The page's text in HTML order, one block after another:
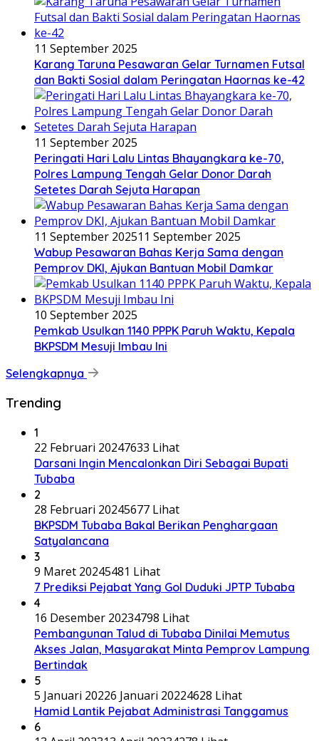
11 September 2025
Karang Taruna Pesawaran Gelar Turnamen Futsal
dan Bakti Sosial dalam Peringatan Haornas ke-42
11 September 2025
Peringati Hari Lalu Lintas Bhayangkara ke-70,
Polres Lampung Tengah Gelar Donor Darah
Setetes Darah Sejuta Harapan
11 September 202511 September 2025
Wabup Pesawaran Bahas Kerja Sama dengan
Pemprov DKI, Ajukan Bantuan Mobil Damkar
10 September 2025
Pemkab Usulkan 1140 PPPK Paruh Waktu, Kepala
BKPSDM Mesuji Imbau Ini
Selengkapnya
Trending
1
22 Februari 20247633 Lihat
Darsani Ingin Mencalonkan Diri Sebagai Bupati
Tubaba
2
28 Februari 20245677 Lihat
BKPSDM Tubaba Bakal Berikan Penghargaan
Satyalancana
3
9 Maret 20245481 Lihat
7 Prediksi Pejabat Yang Gol Duduki JPTP Tubaba
4
16 Desember 20234798 Lihat
Pembangunan Talud di Tubaba Dinilai Memutus
Akses Jalan, Masyarakat Minta Pemprov Lampung
Bertindak
5
5 Januari 20226 Januari 20224628 Lihat
Hamid Lantik Pejabat Administrasi Tanggamus
6